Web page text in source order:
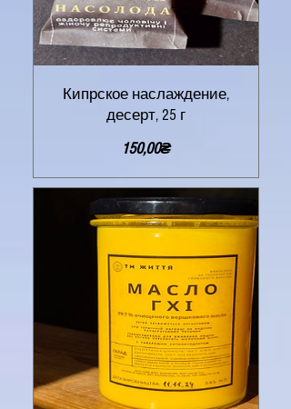
Кипрское наслаждение,
десерт, 25 г
150,00₴Цена